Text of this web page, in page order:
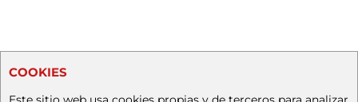
COOKIES